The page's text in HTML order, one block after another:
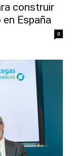
construir
España
0